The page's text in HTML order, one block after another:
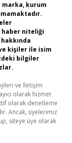
kurum
haber niteliği
kişiler ile isim
bilgiler
ve İletişim
olarak hizmet
olarak denetleme
Ancak, üyelerimiz
siteye üye olarak